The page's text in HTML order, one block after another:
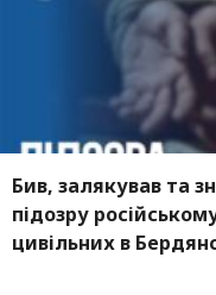
Бив, залякував та
підозру
цивільних в